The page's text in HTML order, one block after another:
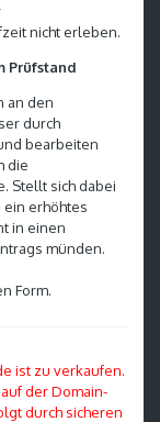
nicht erleben.
Prüfstand
an den
durch
bearbeiten
die
Stellt sich dabei
erhöhtes
in einen
münden.
Form.
ist zu verkaufen.
auf der Domain-
durch sicheren